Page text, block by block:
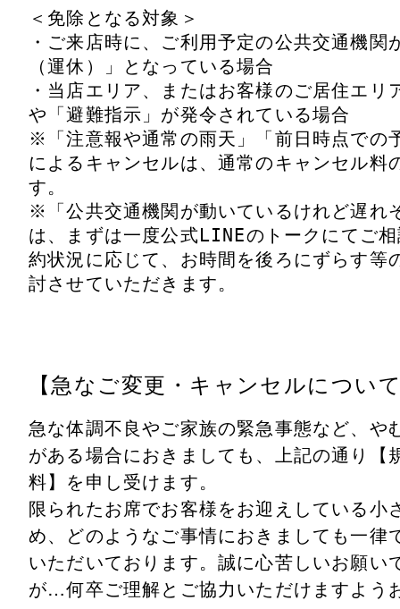
＜免除となる対象＞
・ご来店時に、ご利用予定の公共交通機関
（運休）」となっている場合
・当店エリア、またはお客様のご居住エリ
や「避難指示」が発令されている場合
※「注意報や通常の雨天」「前日時点での
によるキャンセルは、通常のキャンセル料
す。
※「公共交通機関が動いているけれど遅れ
は、まずは一度公式LINEのトークにてご
約状況に応じて、お時間を後ろにずらす等
討させていただきます。
【急なご変更・キャンセルについ
急な体調不良やご家族の緊急事態など、や
がある場合におきましても、上記の通り【
料】を申し受けます。
限られたお席でお客様をお迎えしている小
め、どのようなご事情におきましても一律
いただいております。誠に心苦しいお願い
が…何卒ご理解とご協力いただけますよう